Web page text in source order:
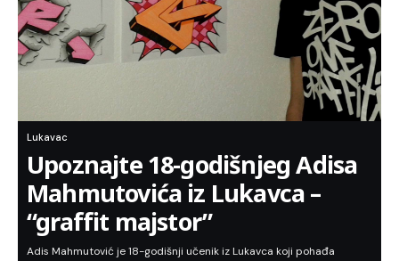
Lukavac
Upoznajte 18-godišnjeg Adisa
Mahmutovića iz Lukavca –
“graffit majstor”
Adis Mahmutović je 18-godišnji učenik iz Lukavca koji pohađa